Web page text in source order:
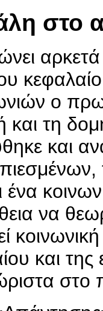
στο
ο
και τη
και
ένα
να
και
στο